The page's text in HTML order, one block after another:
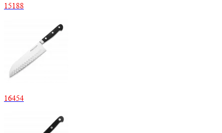
15188
16454